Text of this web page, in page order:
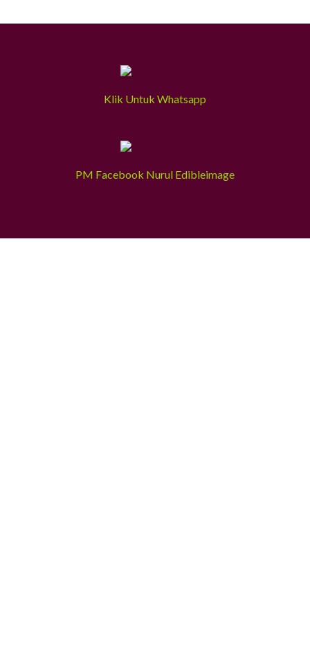
Klik Untuk Whatsapp
PM Facebook Nurul Edibleimage